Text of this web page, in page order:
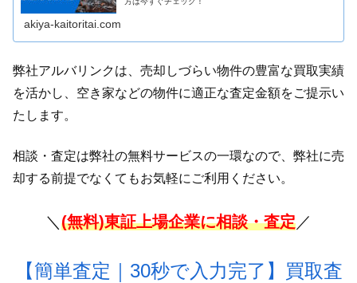
akiya-kaitoritai.com
弊社アルバリンクは、売却しづらい物件の豊富な買取実績
を活かし、空き家などの物件に適正な査定金額をご提示い
たします。
相談・査定は弊社の無料サービスの一環なので、弊社に売
却する前提でなくてもお気軽にご利用ください。
＼ (無料)東証上場企業に相談・査定／
【簡単査定｜30秒で入力完了】買取査